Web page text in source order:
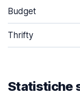
Budget
Thrifty
Statistiche